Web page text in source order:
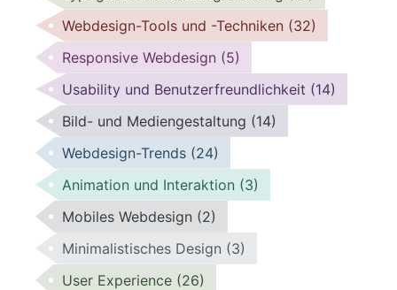
Webdesign-Tools und -Techniken (32)
Responsive Webdesign (5)
Usability und Benutzerfreundlichkeit (14)
Bild- und Mediengestaltung (14)
Webdesign-Trends (24)
Animation und Interaktion (3)
Mobiles Webdesign (2)
Minimalistisches Design (3)
User Experience (26)